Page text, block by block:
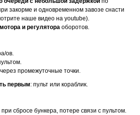
закорме и одновременном завозе снасти
наше видео на yоutubе).
и регулятора оборотов.
ов.
промежуточные точки.
первым: пульт или кораблик.
сбросе бункера, потере связи с пультом.